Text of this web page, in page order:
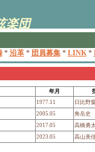
年月
1977.11
日比野
2005.05
角岳史
2017.05
高橋勇
2023.05 高山美